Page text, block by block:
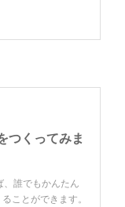
つくってみま
誰でもかんたん
ことができます。